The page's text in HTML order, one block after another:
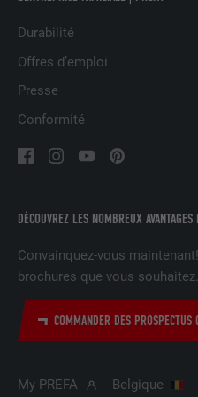
DÉCOUVREZ LES NOMBREUX
Convainquez-vous
brochures que vous souhaitez.
COMMANDER DES PROSPECTUS
Durabilité
Offres d’emploi
Presse
Conformité
My PREFA Belgique
NOM
FOURNISSEUR
Est
la